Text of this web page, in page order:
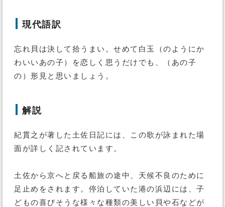
現代語訳
忘れ貝は決して拾うまい。せめて白玉（のようにか
わいいあの子）を恋しく思うだけでも、（あの子
の）形見と思いましょう。
解説
紀貫之が著した土佐日記には、この歌が詠まれた場
面が詳しく記されています。
土佐から京へと戻る船旅の途中、天候不良のために
足止めをされます。停泊していた港の浜辺には、子
どもの喜びそうな様々な種類の美しい貝や石などが